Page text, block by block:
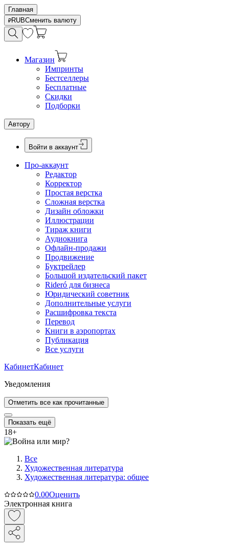
Главная
RUBСменить валюту
Магазин
Импринты
Бестселлеры
Бесплатные
Скидки
Подборки
Автору
Войти в аккаунт
Про-аккаунт
Редактор
Корректор
Простая верстка
Сложная верстка
Дизайн обложки
Иллюстрации
Тираж книги
Аудиокнига
Офлайн-продажи
Продвижение
Буктрейлер
Большой издательский пакет
Rideró для бизнеса
Юридический советник
Дополнительные услуги
Расшифровка текста
Перевод
Книги в аэропортах
Публикация
Все услуги
КабинетКабинет
Уведомления
Отметить все как прочитанные
Показать ещё
18+
Все
Художественная литература
Художественная литература: общее
0.00Оценить
Электронная книга